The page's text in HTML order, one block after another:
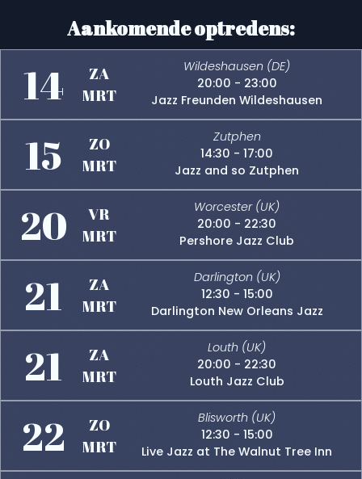
Aankomende optredens:
14 MRT
ZA
Wildeshausen (DE)
20:00 - 23:00
Jazz Freunden Wildeshausen
15 MRT
ZO
Zutphen
14:30 - 17:00
Jazz and so Zutphen
20 MRT
VR
Worcester (UK)
20:00 - 22:30
Pershore Jazz Club
21 MRT
ZA
Darlington (UK)
12:30 - 15:00
Darlington New Orleans Jazz
21 MRT
ZA
Louth (UK)
20:00 - 22:30
Louth Jazz Club
22 MRT
ZO
Blisworth (UK)
12:30 - 15:00
Live Jazz at The Walnut Tree Inn